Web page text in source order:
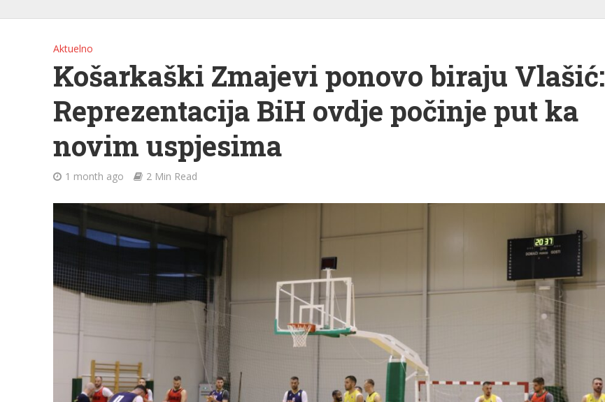
Aktuelno
Košarkaški Zmajevi ponovo biraju Vlašić:
Reprezentacija BiH ovdje počinje put ka
novim uspjesima
1 month ago 2 Min Read